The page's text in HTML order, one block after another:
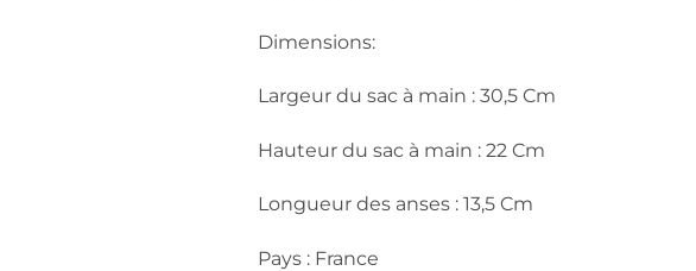
Dimensions:
Largeur du sac à main : 30,5 Cm
Hauteur du sac à main : 22 Cm
Longueur des anses : 13,5 Cm
Pays : France